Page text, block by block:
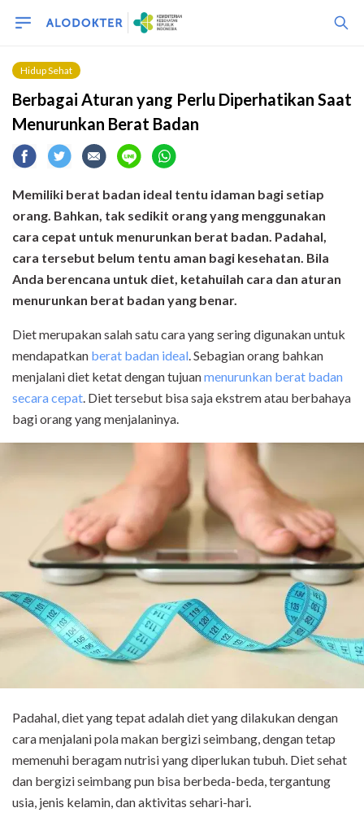
Hidup Sehat
Berbagai Aturan yang Perlu Diperhatikan Saat
Menurunkan Berat Badan
Memiliki berat badan ideal tentu idaman bagi setiap
orang. Bahkan, tak sedikit orang yang menggunakan
cara cepat untuk menurunkan berat badan. Padahal,
cara tersebut belum tentu aman bagi kesehatan. Bila
Anda berencana untuk diet, ketahuilah cara dan aturan
menurunkan berat badan yang benar.
Diet merupakan salah satu cara yang sering digunakan untuk
mendapatkan berat badan ideal. Sebagian orang bahkan
menjalani diet ketat dengan tujuanmenurunkan berat badan
secara cepat. Diet tersebut bisa saja ekstrem atau berbahaya
bagi orang yang menjalaninya.
Padahal, diet yang tepat adalah diet yang dilakukan dengan
cara menjalani pola makan bergizi seimbang, dengan tetap
memenuhi beragam nutrisi yang diperlukan tubuh. Diet sehat
dan bergizi seimbang pun bisa berbeda-beda, tergantung
usia, jenis kelamin, dan aktivitas sehari-hari.